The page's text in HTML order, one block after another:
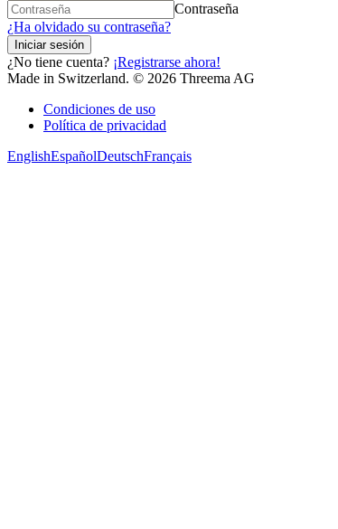
Contraseña
¿Ha olvidado su contraseña?
Iniciar sesión
¿No tiene cuenta? ¡Registrarse ahora!
Made in Switzerland. © 2026 Threema AG
Condiciones de uso
Política de privacidad
EnglishEspañolDeutschFrançais